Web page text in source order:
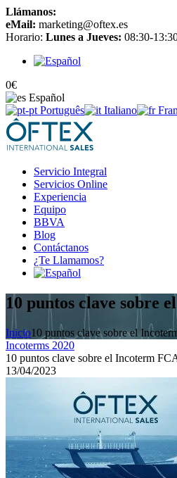
Llámanos:
eMail: marketing@oftex.es
Horario: Lunes a Jueves: 08:30-
0€
Español
Português
Italiano
Servicio Integral
Servicios Online
Experiencia
Equipo
BBVA
Blog
Contáctanos
¿Te Llamamos?
10 puntos clave sobre
Inicio10 puntos clave sobre el
Incoterms 2020
10 puntos clave sobre el Incoterm
13/04/2023